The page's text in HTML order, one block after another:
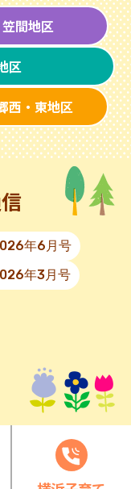
笠間地区
区
西・東地区
年6月号
年3月号